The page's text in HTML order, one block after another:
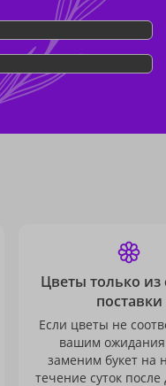
Цветы только из
поставки
Если цветы не
вашим
заменим букет на
течение суток после